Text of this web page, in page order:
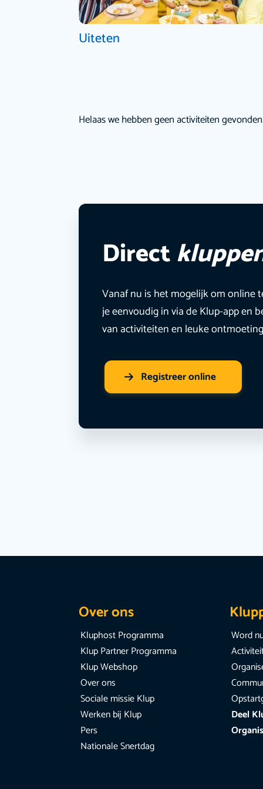
Uiteten
Helaas we hebben geen activiteiten
Direct
Vanaf nu is het mogelijk om online
je eenvoudig in via de Klup-app en
van activiteiten en leuke
Registreer online
Over ons
Kluphost Programma
Klup Partner Programma
Klup Webshop
Over ons
Sociale missie Klup
Werken bij Klup
Pers
Nationale Snertdag
Word
Deel